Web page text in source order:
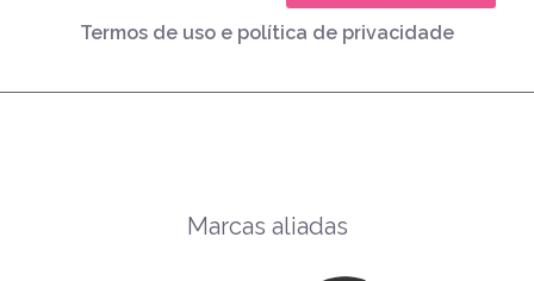
Termos de uso e política de privacidade
Marcas aliadas